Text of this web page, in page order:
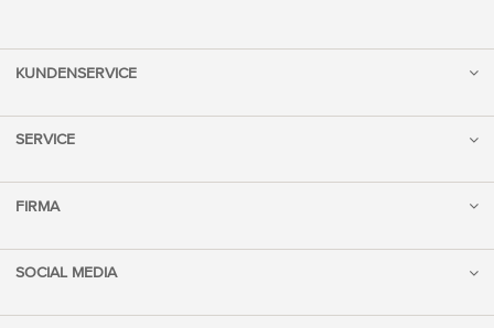
KUNDENSERVICE
SERVICE
FIRMA
SOCIAL MEDIA